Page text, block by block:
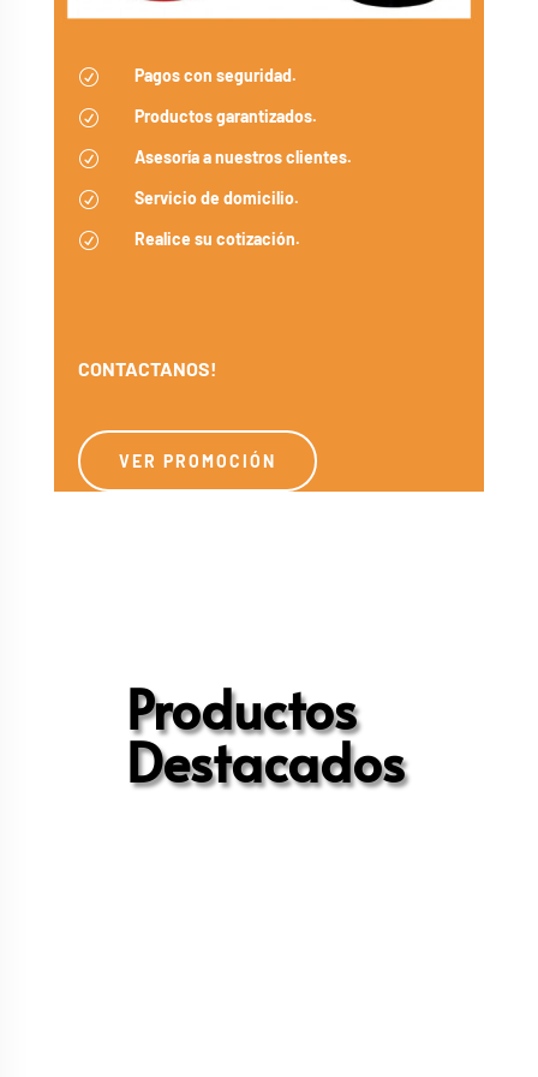
R Pagos con seguridad.
R Productos garantizados.
R Asesoría a nuestros clientes.
R Servicio de domicilio.
R Realice su cotización.
CONTACTANOS!
VER PROMOCIÓN
Productos
Destacados